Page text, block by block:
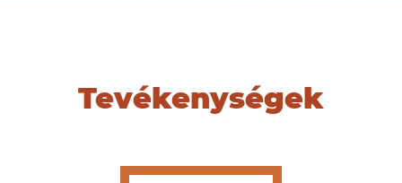
Tevékenységek